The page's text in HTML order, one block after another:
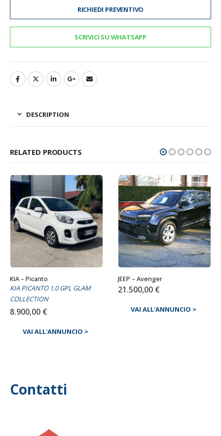
RICHIEDI PREVENTIVO
SCRIVICI SU WHATSAPP
DESCRIPTION
RELATED PRODUCTS
KIA – Picanto
KIA PICANTO 1.0 GPL GLAM
COLLECTION
8.900,00 €
VAI ALL'ANNUNCIO >
JEEP – Avenger
21.500,00 €
VAI ALL'ANNUNCIO >
Contatti